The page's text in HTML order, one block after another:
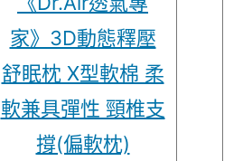
家》3D動態釋壓
舒眠枕 X型軟棉 柔
軟兼具彈性 頸椎支
撐(偏軟枕)